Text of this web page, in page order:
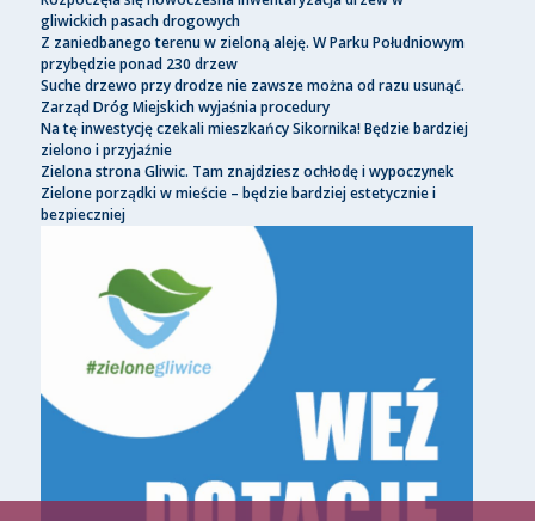
gliwickich pasach drogowych
Z zaniedbanego terenu w zieloną aleję. W Parku Południowym
przybędzie ponad 230 drzew
Suche drzewo przy drodze nie zawsze można od razu usunąć.
Zarząd Dróg Miejskich wyjaśnia procedury
Na tę inwestycję czekali mieszkańcy Sikornika! Będzie bardziej
zielono i przyjaźnie
Zielona strona Gliwic. Tam znajdziesz ochłodę i wypoczynek
Zielone porządki w mieście – będzie bardziej estetycznie i
bezpieczniej